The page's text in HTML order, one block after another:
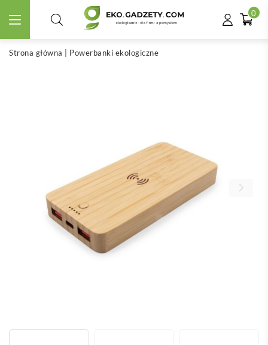
0
Strona główna Powerbanki ekologiczne